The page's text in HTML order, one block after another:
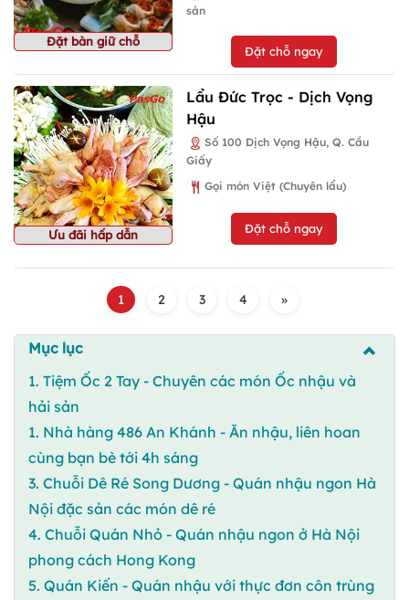
Đặt bàn giữ chỗ
sản
Đặt chỗ ngay
Ưu đãi hấp dẫn
Lẩu Đức Trọc - Dịch Vọng
Hậu
Số 100 Dịch Vọng Hậu, Q. Cầu
Giấy
Gọi món Việt (Chuyên lẩu)
Đặt chỗ ngay
1 2 3 4 »
Mục lục
1. Tiệm Ốc 2 Tay - Chuyên các món Ốc nhậu và
hải sản
1. Nhà hàng 486 An Khánh - Ăn nhậu, liên hoan
cùng bạn bè tới 4h sáng
3. Chuỗi Dê Ré Song Dương - Quán nhậu ngon Hà
Nội đặc sản các món dê ré
4. Chuỗi Quán Nhỏ - Quán nhậu ngon ở Hà Nội
phong cách Hong Kong
5. Quán Kiến - Quán nhậu với thực đơn côn trùng